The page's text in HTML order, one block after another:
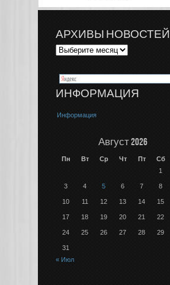
АРХИВЫ НОВОСТЕЙ
ИНФОРМАЦИЯ
Информация
Август 2026
Пн Вт Ср Чт Пт Сб
1
3 4 5 6 7 8
10 11 12 13 14 15
17 18 19 20 21 22
24 25 26 27 28 29
31
« Июл